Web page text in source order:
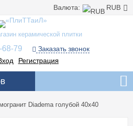
Валюта: RUB
керамической плитки
68-79
Заказать звонок
Регистрация
Diadema голубой 40x40